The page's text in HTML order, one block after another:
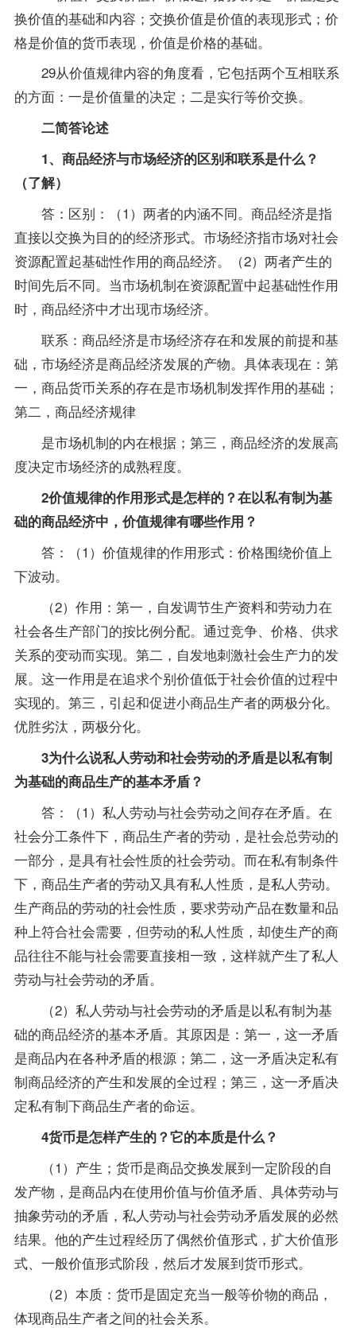
换价值的基础和内容；交换价值是价值的表现形式；价
格是价值的货币表现，价值是价格的基础。
29从价值规律内容的角度看，它包括两个互相联系
的方面：一是价值量的决定；二是实行等价交换。
二简答论述
1、商品经济与市场经济的区别和联系是什么？
（了解）
答：区别：（1）两者的内涵不同。商品经济是指
直接以交换为目的的经济形式。市场经济指市场对社会
资源配置起基础性作用的商品经济。（2）两者产生的
时间先后不同。当市场机制在资源配置中起基础性作用
时，商品经济中才出现市场经济。
联系：商品经济是市场经济存在和发展的前提和基
础，市场经济是商品经济发展的产物。具体表现在：第
一，商品货币关系的存在是市场机制发挥作用的基础；
第二，商品经济规律
是市场机制的内在根据；第三，商品经济的发展高
度决定市场经济的成熟程度。
2价值规律的作用形式是怎样的？在以私有制为基
础的商品经济中，价值规律有哪些作用？
答：（1）价值规律的作用形式：价格围绕价值上
下波动。
（2）作用：第一，自发调节生产资料和劳动力在
社会各生产部门的按比例分配。通过竞争、价格、供求
关系的变动而实现。第二，自发地刺激社会生产力的发
展。这一作用是在追求个别价值低于社会价值的过程中
实现的。第三，引起和促进小商品生产者的两极分化。
优胜劣汰，两极分化。
3为什么说私人劳动和社会劳动的矛盾是以私有制
为基础的商品生产的基本矛盾？
答：（1）私人劳动与社会劳动之间存在矛盾。在
社会分工条件下，商品生产者的劳动，是社会总劳动的
一部分，是具有社会性质的社会劳动。而在私有制条件
下，商品生产者的劳动又具有私人性质，是私人劳动。
生产商品的劳动的社会性质，要求劳动产品在数量和品
种上符合社会需要，但劳动的私人性质，却使生产的商
品往往不能与社会需要直接相一致，这样就产生了私人
劳动与社会劳动的矛盾。
（2）私人劳动与社会劳动的矛盾是以私有制为基
础的商品经济的基本矛盾。其原因是：第一，这一矛盾
是商品内在各种矛盾的根源；第二，这一矛盾决定私有
制商品经济的产生和发展的全过程；第三，这一矛盾决
定私有制下商品生产者的命运。
4货币是怎样产生的？它的本质是什么？
（1）产生；货币是商品交换发展到一定阶段的自
发产物，是商品内在使用价值与价值矛盾、具体劳动与
抽象劳动的矛盾，私人劳动与社会劳动矛盾发展的必然
结果。他的产生过程经历了偶然价值形式，扩大价值形
式、一般价值形式阶段，然后才发展到货币形式。
（2）本质：货币是固定充当一般等价物的商品，
体现商品生产者之间的社会关系。